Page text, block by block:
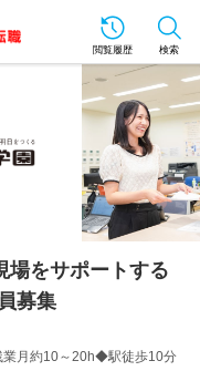
閲覧履歴 検索
をサポートする
募集
業月約10～20h◆駅徒歩10分